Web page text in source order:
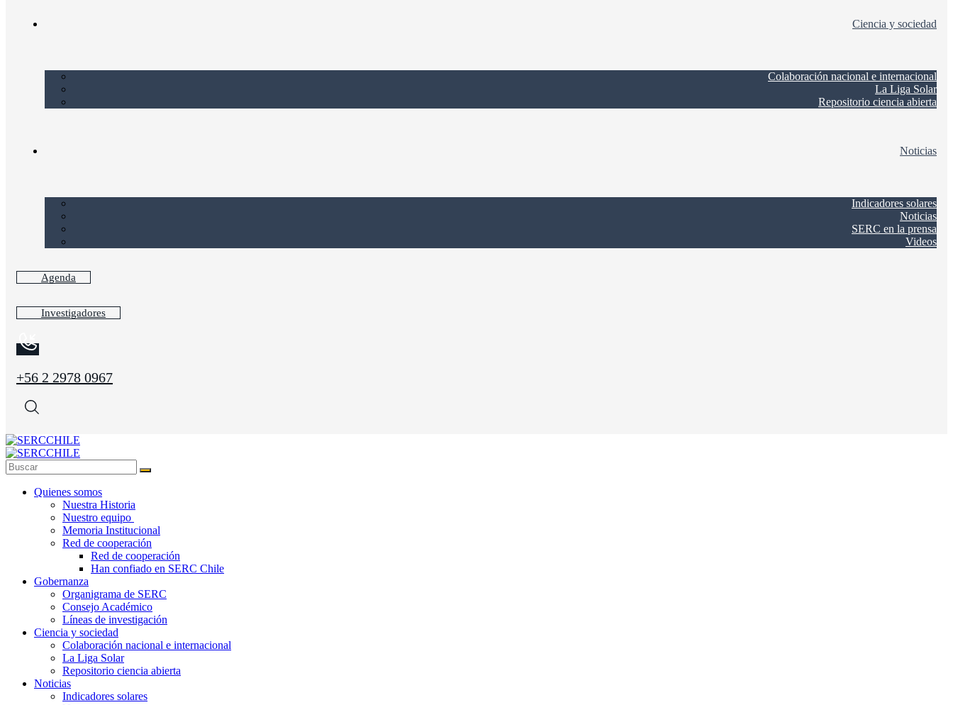
Ciencia y sociedad
Colaboración nacional e internacional
La Liga Solar
Repositorio ciencia abierta
Noticias
Indicadores solares
Noticias
SERC en la prensa
Videos
Agenda
Investigadores
+56 2 2978 0967
Quienes somos
Nuestra Historia
Nuestro equipo
Memoria Institucional
Red de cooperación
Red de cooperación
Han confiado en SERC Chile
Gobernanza
Organigrama de SERC
Consejo Académico
Líneas de investigación
Ciencia y sociedad
Colaboración nacional e internacional
La Liga Solar
Repositorio ciencia abierta
Noticias
Indicadores solares